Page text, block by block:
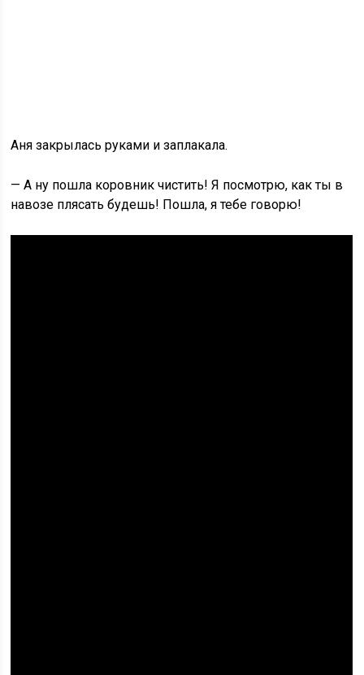
Аня закрылась руками и заплакала.
— А ну пошла коровник чистить! Я посмотрю, как ты в
навозе плясать будешь! Пошла, я тебе говорю!